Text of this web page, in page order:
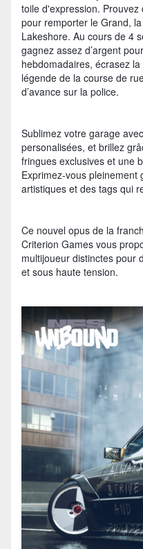
toile d'expression.
pour remporter le Grand,
Lakeshore. Au cours de 4
gagnez assez d’argent
hebdomadaires, écrasez
légende de la course de
d’avance sur la police.
Sublimez votre garage
personalisées, et brillez
fringues exclusives et une
Exprimez-vous pleinement
artistiques et des tags qui
Ce nouvel opus de la
Criterion Games vous
multijoueur distinctes pour
et sous haute tension.